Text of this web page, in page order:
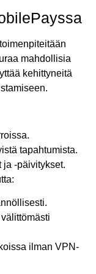
mahdollisia
kehittyneitä
tapahtumista.
ja -päivitykset.
ilman VPN-